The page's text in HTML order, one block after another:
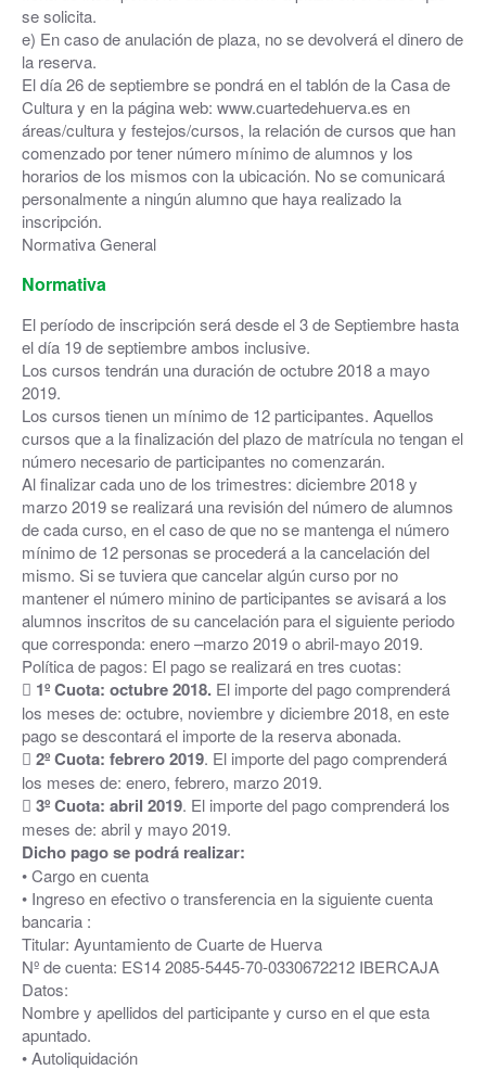
se solicita.
e) En caso de anulación de plaza, no se devolverá el dinero de
la reserva.
El día 26 de septiembre se pondrá en el tablón de la Casa de
Cultura y en la página web: www.cuartedehuerva.es en
áreas/cultura y festejos/cursos, la relación de cursos que han
comenzado por tener número mínimo de alumnos y los
horarios de los mismos con la ubicación. No se comunicará
personalmente a ningún alumno que haya realizado la
inscripción.
Normativa General
Normativa
El período de inscripción será desde el 3 de Septiembre hasta
el día 19 de septiembre ambos inclusive.
Los cursos tendrán una duración de octubre 2018 a mayo
2019.
Los cursos tienen un mínimo de 12 participantes. Aquellos
cursos que a la finalización del plazo de matrícula no tengan el
número necesario de participantes no comenzarán.
Al finalizar cada uno de los trimestres: diciembre 2018 y
marzo 2019 se realizará una revisión del número de alumnos
de cada curso, en el caso de que no se mantenga el número
mínimo de 12 personas se procederá a la cancelación del
mismo. Si se tuviera que cancelar algún curso por no
mantener el número minino de participantes se avisará a los
alumnos inscritos de su cancelación para el siguiente periodo
que corresponda: enero –marzo 2019 o abril-mayo 2019.
Política de pagos: El pago se realizará en tres cuotas:
 1º Cuota: octubre 2018. El importe del pago comprenderá
los meses de: octubre, noviembre y diciembre 2018, en este
pago se descontará el importe de la reserva abonada.
 2º Cuota: febrero 2019. El importe del pago comprenderá
los meses de: enero, febrero, marzo 2019.
 3º Cuota: abril 2019. El importe del pago comprenderá los
meses de: abril y mayo 2019.
Dicho pago se podrá realizar:
• Cargo en cuenta
• Ingreso en efectivo o transferencia en la siguiente cuenta
bancaria :
Titular: Ayuntamiento de Cuarte de Huerva
Nº de cuenta: ES14 2085-5445-70-0330672212 IBERCAJA
Datos:
Nombre y apellidos del participante y curso en el que esta
apuntado.
• Autoliquidación